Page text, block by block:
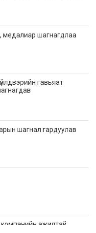
медалиар шагнагдлаа
гавьяат
шагнал гардуулав
компанийн ажилтай